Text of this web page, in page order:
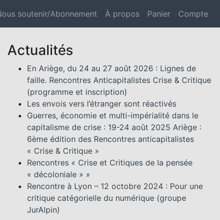
soutenir/Abonnement À propos Panier Compte
Actualités
En Ariège, du 24 au 27 août 2026 : Lignes de
faille. Rencontres Anticapitalistes Crise & Critique
(programme et inscription)
Les envois vers l’étranger sont réactivés
Guerres, économie et multi-impérialité dans le
capitalisme de crise : 19-24 août 2025 Ariège :
6ème édition des Rencontres anticapitalistes
« Crise & Critique »
Rencontres « Crise et Critiques de la pensée
« décoloniale » »
Rencontre à Lyon – 12 octobre 2024 : Pour une
critique catégorielle du numérique (groupe
JurAlpin)